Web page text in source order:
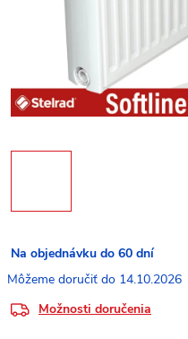
Na objednávku do 60 dní
14.10.2026
Možnosti doručenia